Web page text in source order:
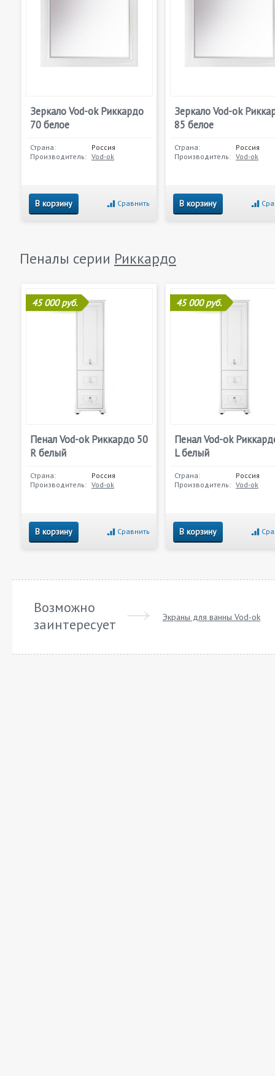
Зеркало Vod-ok Риккардо
70 белое
Страна:
Россия
Производитель: Vod-ok
В корзину Сравнить
Зеркало Vod-ok
85 белое
Страна:
Россия
Производитель: Vod-ok
В корзину
Пеналы серии Риккардо
45 000 руб.
Пенал Vod-ok Риккардо 50
R белый
Страна:
Россия
Производитель: Vod-ok
В корзину Сравнить
45 000 руб.
Пенал Vod-ok
L белый
Страна:
Россия
Производитель: Vod-ok
В корзину
Возможно
заинтересует
Экраны для ванны Vod-ok